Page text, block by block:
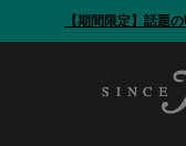
【期間限定】